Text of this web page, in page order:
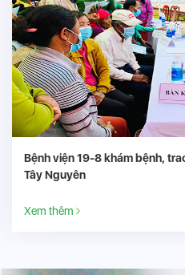
Đại hội đại biểu Đảng bộ Bệnh
Xem thêm